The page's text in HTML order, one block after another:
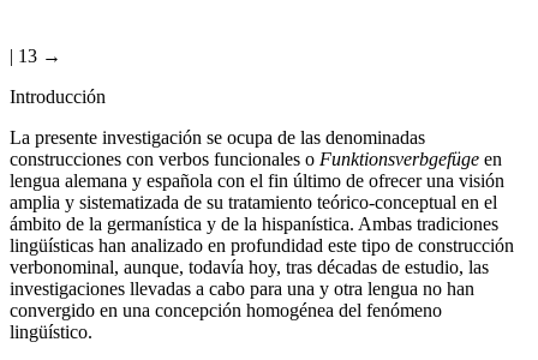
construcciones con verbos funcionales oFunktionsverbgefüge
lengua alemana y española con el fin último de ofrecer una visión
amplia y sistematizada de su tratamiento teórico-conceptual en el
ámbito de la germanística y de la hispanística. Ambas tradiciones
lingüísticas han analizado en profundidad este tipo de construcción
verbonominal, aunque, todavía hoy, tras décadas de estudio, las
investigaciones llevadas a cabo para una y otra lengua no han
convergido en una concepción homogénea del fenómeno
lingüístico.